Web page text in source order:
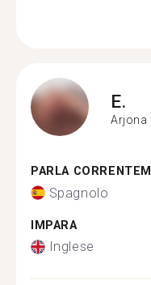
E.
Arjona
PARLA
Spagnolo
IMPARA
Inglese